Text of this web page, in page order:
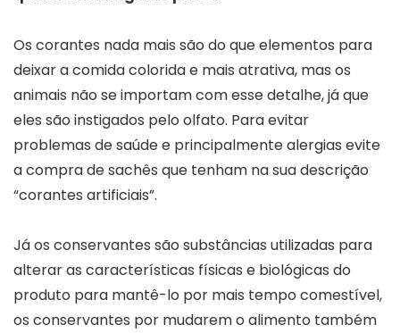
Os corantes nada mais são do que elementos para
deixar a comida colorida e mais atrativa, mas os
animais não se importam com esse detalhe, já que
eles são instigados pelo olfato. Para evitar
problemas de saúde e principalmente alergias evite
a compra de sachês que tenham na sua descrição
“corantes artificiais”.
Já os conservantes são substâncias utilizadas para
alterar as características físicas e biológicas do
produto para mantê-lo por mais tempo comestível,
os conservantes por mudarem o alimento também